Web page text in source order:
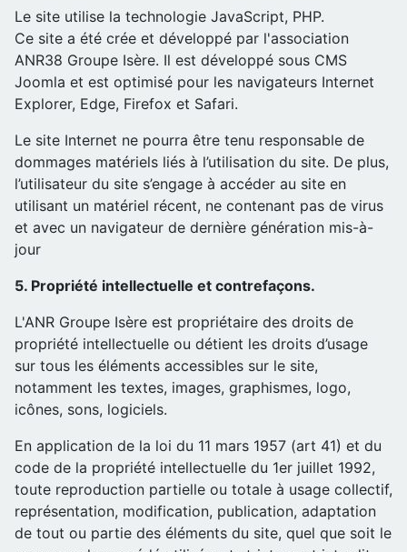
Le site utilise la technologie JavaScript, PHP.
Ce site a été crée et développé par l'association
ANR38 Groupe Isère. Il est développé sous CMS
Joomla et est optimisé pour les navigateurs Internet
Explorer, Edge, Firefox et Safari.
Le site Internet ne pourra être tenu responsable de
dommages matériels liés à l’utilisation du site. De plus,
l’utilisateur du site s’engage à accéder au site en
utilisant un matériel récent, ne contenant pas de virus
et avec un navigateur de dernière génération mis-à-
jour
5. Propriété intellectuelle et contrefaçons.
L'ANR Groupe Isère est propriétaire des droits de
propriété intellectuelle ou détient les droits d’usage
sur tous les éléments accessibles sur le site,
notamment les textes, images, graphismes, logo,
icônes, sons, logiciels.
En application de la loi du 11 mars 1957 (art 41) et du
code de la propriété intellectuelle du 1er juillet 1992,
toute reproduction partielle ou totale à usage collectif,
représentation, modification, publication, adaptation
de tout ou partie des éléments du site, quel que soit le